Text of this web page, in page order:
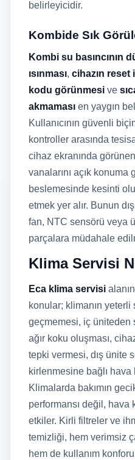
belirleyicidir.
Kombide Sık
Kombi su basıncının
ısınması, cihazın reset
kodu görünmesi ve
akmaması en yaygın
Kullanıcının güvenli
kontroller arasında
cihaz ekranında
vanalarını açık
beslemesinde kesinti
etmek yer alır. Bunun
fan, NTC sensörü veya
parçalara müdahale
Klima Servisi
Eca klima servisi
konular; klimanın yeterli
geçmemesi, iç üniteden
ağır koku oluşması,
tepki vermesi, dış ünite
kirlenmesine bağlı
Klimalarda bakımın
performansı değil,
etkiler. Kirli filtreler ve
temizliği, hem verimsiz
hem de kullanım